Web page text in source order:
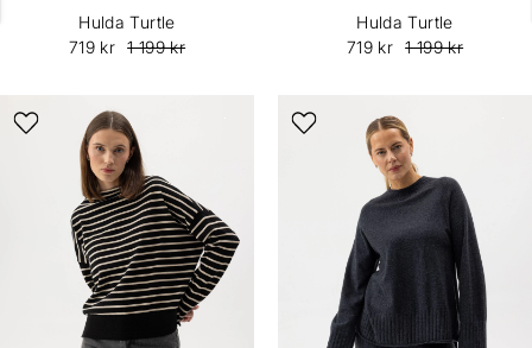
Hulda Turtle
719 kr 1 199 kr
Hulda Turtle
719 kr 1 199 kr